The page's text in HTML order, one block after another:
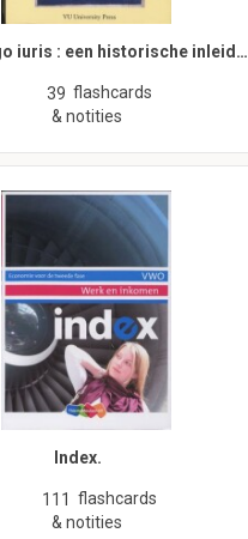
iuris : een historische inleid…
39 flashcards
& notities
Index.
111 flashcards
& notities